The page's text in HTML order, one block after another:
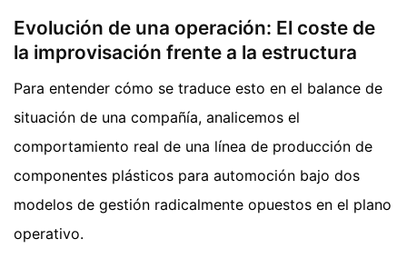
Evolución de una operación: El coste de
la improvisación frente a la estructura
Para entender cómo se traduce esto en el balance de
situación de una compañía, analicemos el
comportamiento real de una línea de producción de
componentes plásticos para automoción bajo dos
modelos de gestión radicalmente opuestos en el plano
operativo.